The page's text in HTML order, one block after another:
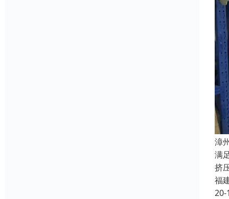
漳
满
挤
福
20-